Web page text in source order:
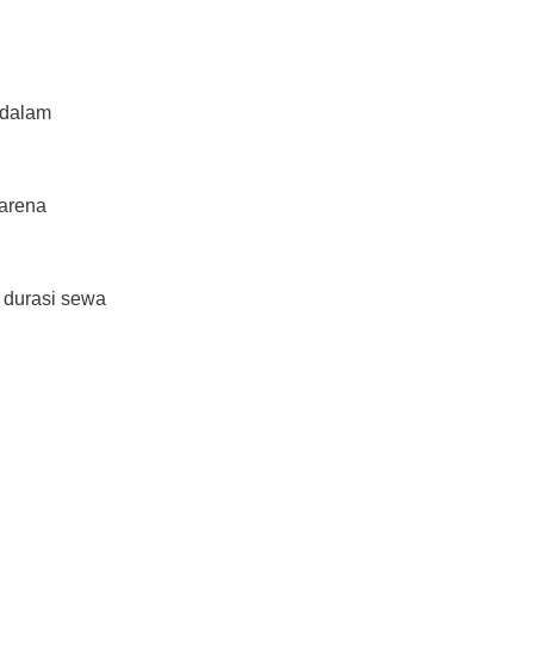
sewa